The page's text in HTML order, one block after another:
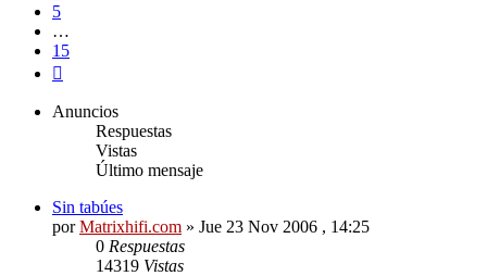
5
…
15
Anuncios
Respuestas
Vistas
Último mensaje
Sin tabúes
porMatrixhifi.com » Jue 23 Nov 2006 , 14:25
0 Respuestas
14319 Vistas